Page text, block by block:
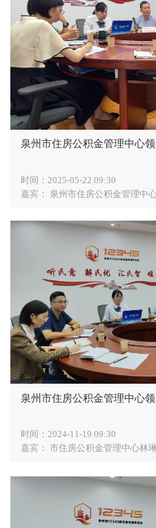
泉州市住房公积金管理中心
时间： 2025-05-22 09:30
嘉宾：
泉州市住房公积金管理中心副主任林琳、归集使用科科长许毅
泉州市住房公积金管理中心
时间：2024-11-19 09:30
嘉宾： 市住房公积金管理中心林琳副主任, 监督监察科